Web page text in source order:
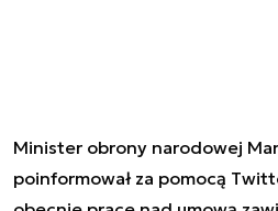
Minister obrony narodowej
poinformował za pomocą